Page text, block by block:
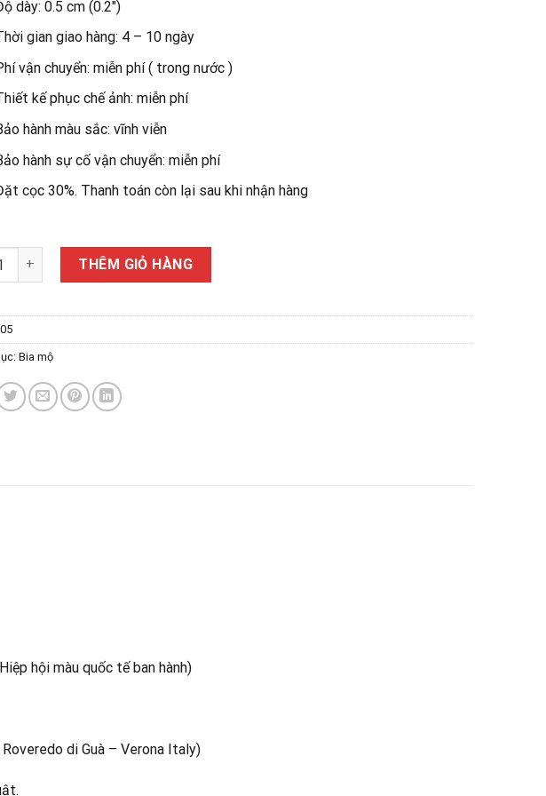
dày: 0.5 cm (0.2″)
gian giao hàng: 4 – 10 ngày
vận chuyển: miễn phí ( trong nước )
kế phục chế ảnh: miễn phí
hành màu sắc: vĩnh viễn
hành sự cố vận chuyển: miễn phí
cọc 30%. Thanh toán còn lại sau khi nhận hàng
sứ cao cấp MS05 số lượng
THÊM GIỎ HÀNG
Bia mộ
hội màu quốc tế ban hành)
di Guà – Verona Italy)